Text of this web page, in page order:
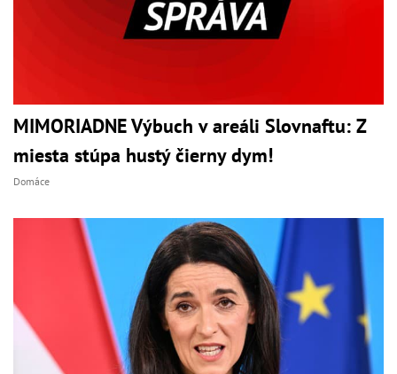
MIMORIADNE Výbuch v areáli Slovnaftu: Z
miesta stúpa hustý čierny dym!
Domáce